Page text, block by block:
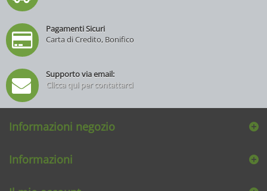
Pagamenti Sicuri
Carta di Credito, Bonifico
Supporto via email:
Clicca qui per contattarci
Informazioni negozio
Informazioni